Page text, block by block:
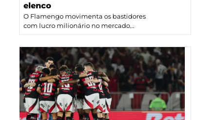
elenco
O Flamengo movimenta os bastidores
com lucro milionário no mercado...